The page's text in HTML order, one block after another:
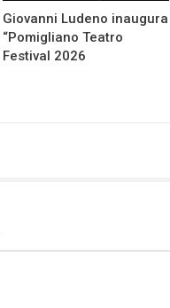
Giovanni Ludeno inaugura
“Pomigliano Teatro
Festival 2026